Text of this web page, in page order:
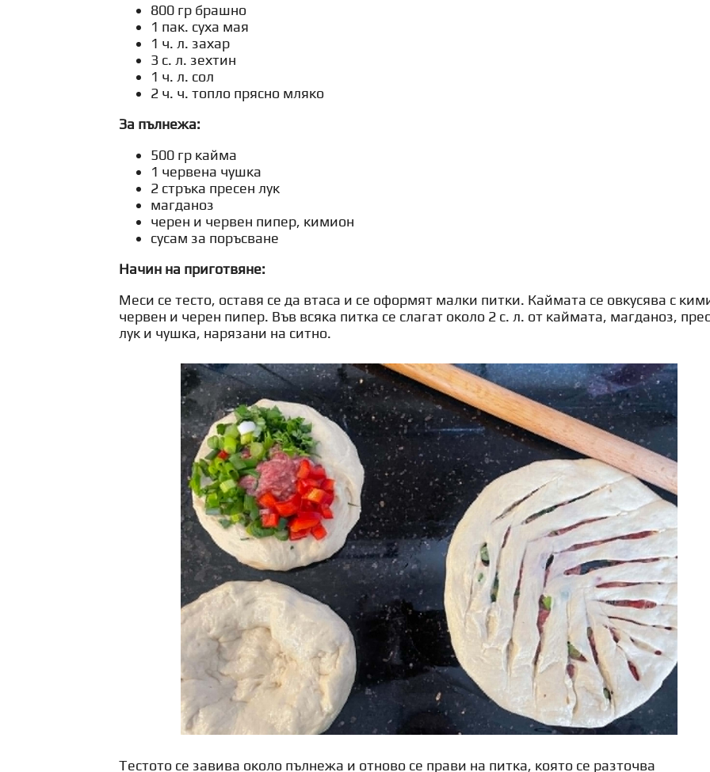
800 гр брашно
1 пак. суха мая
1 ч. л. захар
3 с. л. зехтин
1 ч. л. сол
2 ч. ч. топло прясно мляко
За пълнежа:
500 гр кайма
1 червена чушка
2 стръка пресен лук
магданоз
черен и червен пипер, кимион
сусам за поръсване
Начин на приготвяне:
Меси се тесто, оставя се да втаса и се оформят малки питки. Каймата се овкусява с
червен и черен пипер. Във всяка питка се слагат около 2 с. л. от каймата, магданоз,
лук и чушка, нарязани на ситно.
Тестото се завива около пълнежа и отново се прави на питка, която се разточва